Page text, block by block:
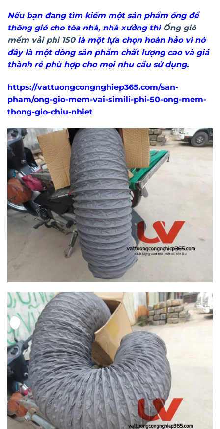
Nếu bạn đang tìm kiếm một sản phẩm ống để
thông gió cho tòa nhà, nhà xưởng thì Ống gió
mềm vải phi 150là một lựa chọn hoàn hảo vì nó
đây là một dòng sản phẩm chất lượng cao và giá
thành rẻ phù hợp cho mọi nhu cầu sử dụng.
https://vattuongcongnghiep365.com/san-
pham/ong-gio-mem-vai-simili-phi-50-ong-mem-
thong-gio-chiu-nhiet